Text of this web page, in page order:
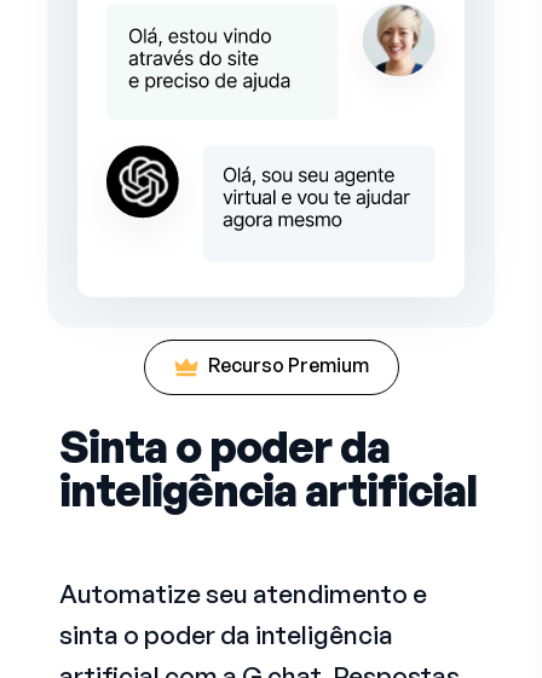
Recurso Premium
Sinta o poder da
inteligência artificial
Automatize seu atendimento e
sinta o poder da inteligência